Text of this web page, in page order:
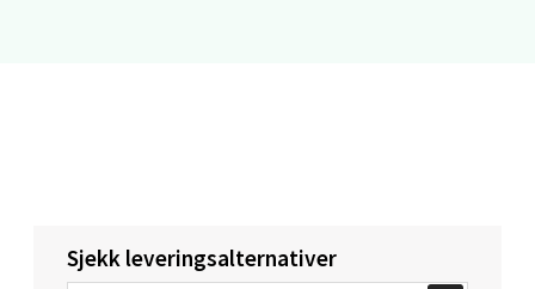
Sjekk leveringsalternativer